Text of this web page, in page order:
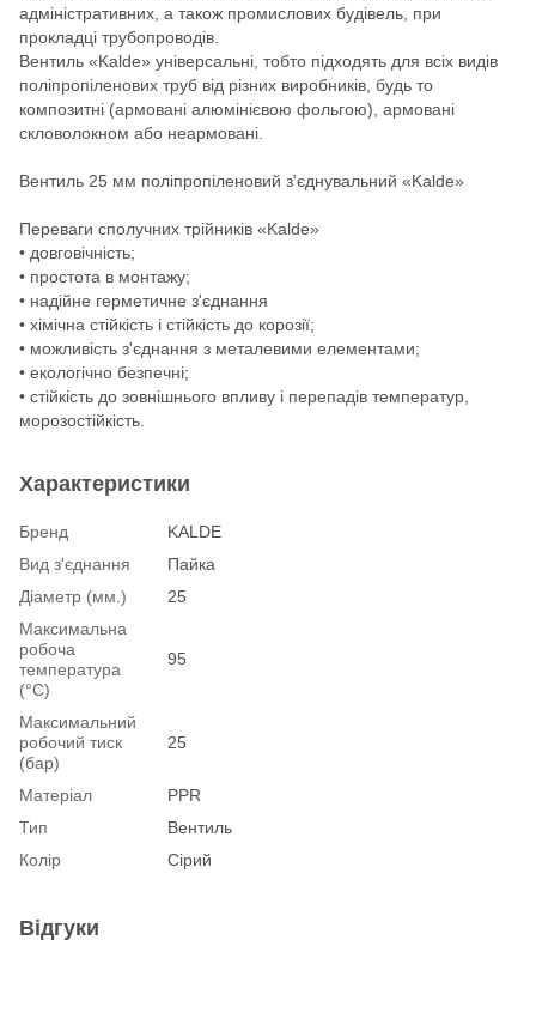
адміністративних, а також промислових будівель, при
прокладці трубопроводів.
Вентиль «Kalde» універсальні, тобто підходять для всіх видів
поліпропіленових труб від різних виробників, будь то
композитні (армовані алюмінієвою фольгою), армовані
скловолокном або неармовані.
Вентиль 25 мм поліпропіленовий з'єднувальний «Kalde»
Переваги сполучних трійників «Kalde»
• довговічність;
• простота в монтажу;
• надійне герметичне з'єднання
• хімічна стійкість і стійкість до корозії;
• можливість з'єднання з металевими елементами;
• екологічно безпечні;
• стійкість до зовнішнього впливу і перепадів температур,
морозостійкість.
Характеристики
Бренд
KALDE
Вид з'єднання
Пайка
Діаметр (мм.)
25
Максимальна
робоча
температура
(°С)
95
Максимальний
робочий тиск
(бар)
25
Матеріал
PPR
Тип
Вентиль
Колір
Сірий
Відгуки